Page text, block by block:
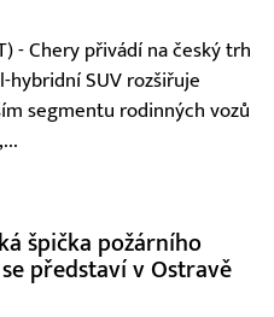
- Chery přivádí na český trh
hybridní SUV rozšiřuje
segmentu rodinných vozů
špička požárního
představí v Ostravě